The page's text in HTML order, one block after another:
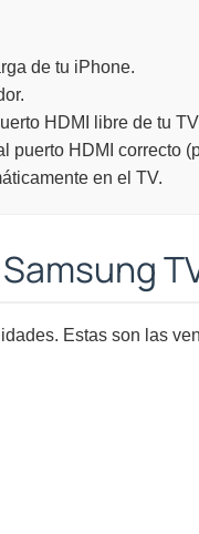
de tu iPhone.
HDMI libre de tu
puerto HDMI correcto
en el TV.
Estas son las